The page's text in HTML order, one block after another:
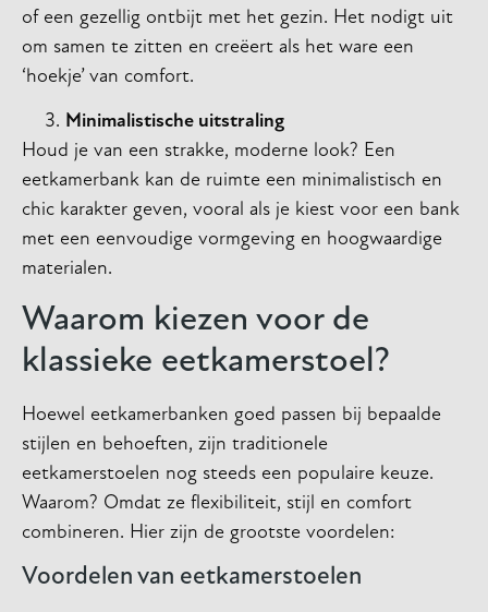
of een gezellig ontbijt met het gezin. Het nodigt uit
om samen te zitten en creëert als het ware een
‘hoekje’ van comfort.
Minimalistische uitstraling
Houd je van een strakke, moderne look? Een
eetkamerbank kan de ruimte een minimalistisch en
chic karakter geven, vooral als je kiest voor een bank
met een eenvoudige vormgeving en hoogwaardige
materialen.
Waarom kiezen voor de
klassieke eetkamerstoel?
Hoewel eetkamerbanken goed passen bij bepaalde
stijlen en behoeften, zijn traditionele
eetkamerstoelen nog steeds een populaire keuze.
Waarom? Omdat ze flexibiliteit, stijl en comfort
combineren. Hier zijn de grootste voordelen:
Voordelen van eetkamerstoelen